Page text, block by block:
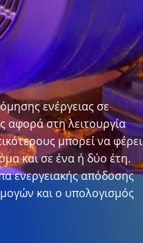
ενέργειας σε
αφορά στη λειτουργία
μπορεί να φέρει
και σε ένα ή δύο έτη.
ενεργειακής απόδοσης
και ο υπολογισμός